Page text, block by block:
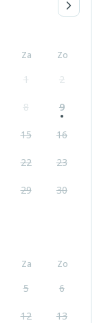
Za Zo
1 2
8 9
15 16
22 23
29 30
Za Zo
5 6
12 13